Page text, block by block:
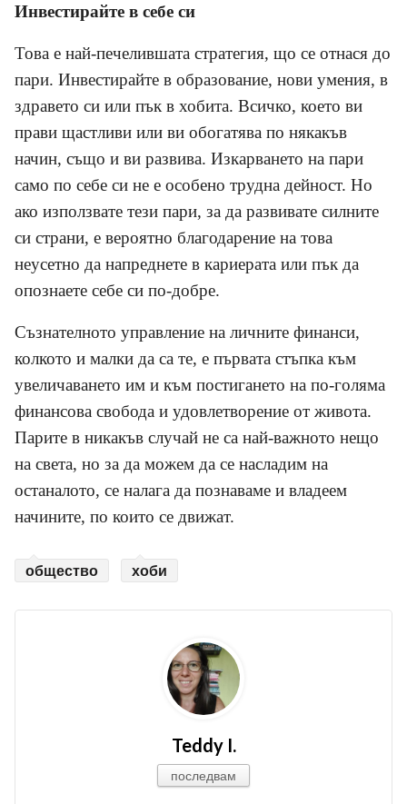
Инвестирайте в себе си
Това е най-печелившата стратегия, що се отнася до
пари. Инвестирайте в образование, нови умения, в
здравето си или пък в хобита. Всичко, което ви
прави щастливи или ви обогатява по някакъв
начин, също и ви развива. Изкарването на пари
само по себе си не е особено трудна дейност. Но
ако използвате тези пари, за да развивате силните
си страни, е вероятно благодарение на това
неусетно да напреднете в кариерата или пък да
опознаете себе си по-добре.
Съзнателното управление на личните финанси,
колкото и малки да са те, е първата стъпка към
увеличаването им и към постигането на по-голяма
финансова свобода и удовлетворение от живота.
Парите в никакъв случай не са най-важното нещо
на света, но за да можем да се насладим на
останалото, се налага да познаваме и владеем
начините, по които се движат.
общество хоби
Teddy I.
последвам